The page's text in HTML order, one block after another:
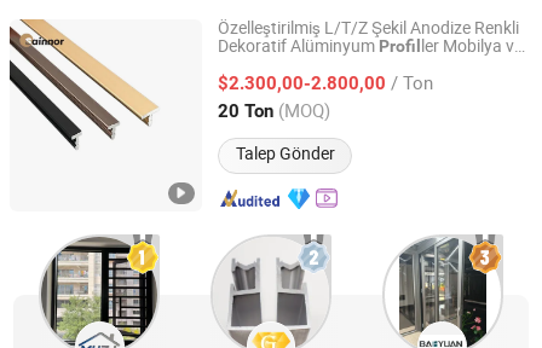
Özelleştirilmiş L/T/Z Şekil Anodize Renkli
Dekoratif Alüminyum Profil ler Mobilya ve
$2.300,00-2.800,00 / Ton
20 Ton (MOQ)
Talep Gönder
Linyi Shengao Aluminum Industry Co., Ltd.
Shandong, China Fiyat 2024